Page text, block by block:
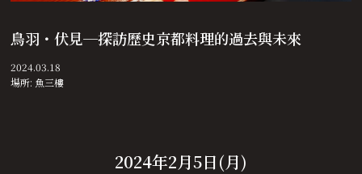
鳥羽・伏見─探訪歷史京都料理的過去與未來
2024.03.18
場所: 魚三樓
2024年2月5日(月)